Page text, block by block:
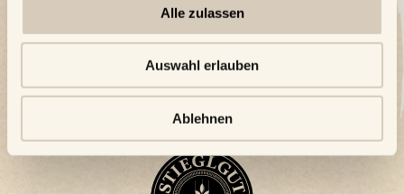
Alle zulassen
Auswahl erlauben
Ablehnen